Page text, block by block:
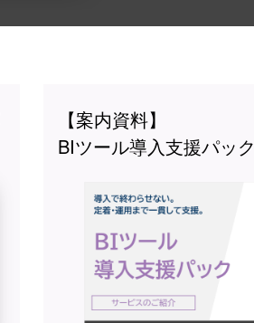
【案内資料】
BIツール導入支援パック